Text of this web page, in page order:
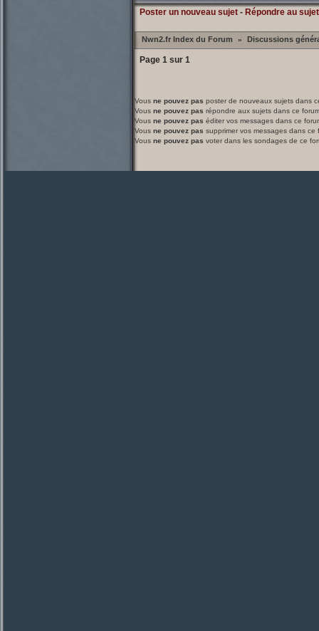
Poster un nouveau sujet- Répondre au sujet
Nwn2.fr Index du Forum » Discussions
Page 1sur 1
Vous ne pouvez pas poster de nouveaux sujets dans
Vous ne pouvez pas répondre aux sujets dans ce
Vous ne pouvez pas éditer vos messages dans ce
Vous ne pouvez pas supprimer vos messages dans ce
Vous ne pouvez pas voter dans les sondages de ce